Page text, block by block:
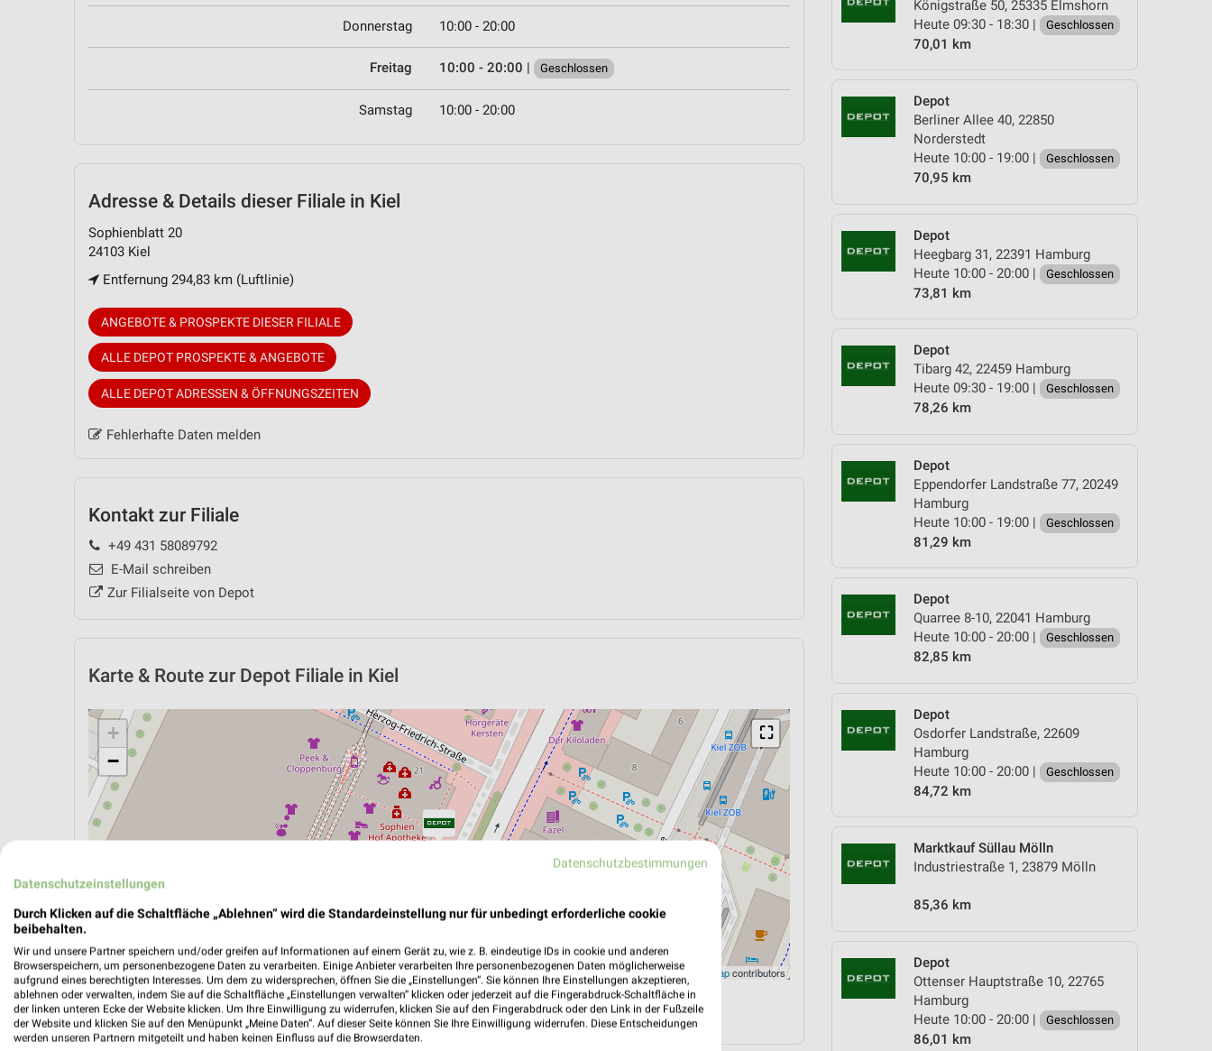
Königstraße 50, 25335 Elmshorn
Heute 09:30 - 18:30 |
Geschlossen
70,01 km
Depot
Berliner Allee 40, 22850
Norderstedt
Heute 10:00 - 19:00 |
Geschlossen
70,95 km
Depot
Heegbarg 31, 22391 Hamburg
Heute 10:00 - 20:00 |
Geschlossen
73,81 km
Depot
Tibarg 42, 22459 Hamburg
Heute 09:30 - 19:00 |
Geschlossen
78,26 km
Depot
Eppendorfer Landstraße 77, 20249
Hamburg
Heute 10:00 - 19:00 |
Geschlossen
81,29 km
Depot
Quarree 8-10, 22041 Hamburg
Heute 10:00 - 20:00 |
Geschlossen
82,85 km
Depot
Osdorfer Landstraße, 22609
Hamburg
Heute 10:00 - 20:00 |
Geschlossen
84,72 km
Marktkauf Süllau Mölln
Industriestraße 1, 23879 Mölln
85,36 km
Depot
Ottenser Hauptstraße 10, 22765
Hamburg
Heute 10:00 - 20:00 |
Geschlossen
86,01 km
Donnerstag 10:00 - 20:00
Freitag 10:00 - 20:00 | Geschlossen
Samstag 10:00 - 20:00
Adresse & Details dieser Filiale in Kiel
Sophienblatt 20
24103 Kiel
Entfernung 294,83 km (Luftlinie)
ANGEBOTE & PROSPEKTE DIESER FILIALE
ALLE DEPOT PROSPEKTE & ANGEBOTE
ALLE DEPOT ADRESSEN & ÖFFNUNGSZEITEN
Fehlerhafte Daten melden
Kontakt zur Filiale
+49 431 58089792
E-Mail schreiben
Zur Filialseite von Depot
Karte & Route zur Depot Filiale in Kiel
⛶
+
−
Leaflet |©OpenStreetMapcontributors
ÖPNV ANZEIGEN LADESÄULEN ANZEIGEN NAVIGATION MIT GOOGLE/IOS MAPS
Datenschutzbestimmungen
Datenschutzeinstellungen
Durch Klicken auf die Schaltfläche „Ablehnen“ wird die Standardeinstellung nur für unbedingt erforderliche cookie
beibehalten.
Wir und unsere Partner speichern und/oder greifen auf Informationen auf einem Gerät zu, wie z. B. eindeutige IDs in cookie und anderen
Browserspeichern, um personenbezogene Daten zu verarbeiten. Einige Anbieter verarbeiten Ihre personenbezogenen Daten möglicherweise
aufgrund eines berechtigten Interesses. Um dem zu widersprechen, öffnen Sie die „Einstellungen“. Sie können Ihre Einstellungen akzeptieren,
ablehnen oder verwalten, indem Sie auf die Schaltfläche „Einstellungen verwalten“ klicken oder jederzeit auf die Fingerabdruck-Schaltfläche in
der linken unteren Ecke der Website klicken. Um Ihre Einwilligung zu widerrufen, klicken Sie auf den Fingerabdruck oder den Link in der Fußzeile
der Website und klicken Sie auf den Menüpunkt „Meine Daten“. Auf dieser Seite können Sie Ihre Einwilligung widerrufen. Diese Entscheidungen
werden unseren Partnern mitgeteilt und haben keinen Einfluss auf die Browserdaten.